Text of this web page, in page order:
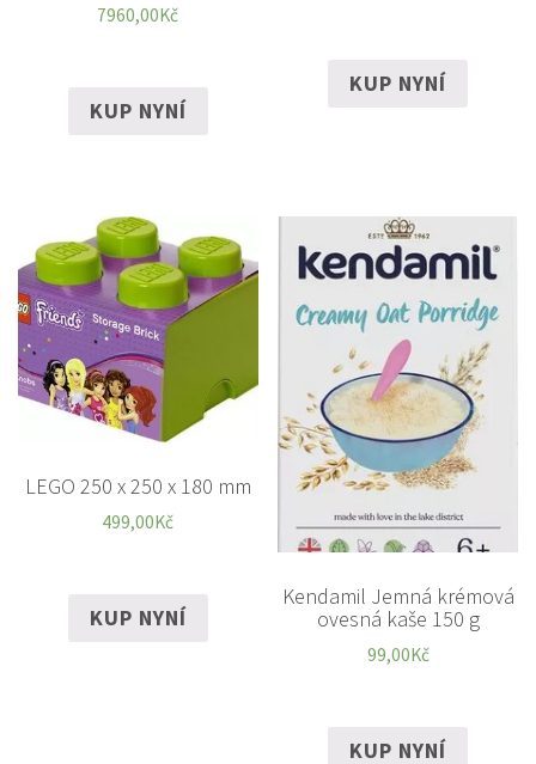
7960,00Kč
KUP NYNÍ
KUP NYNÍ
LEGO 250 x 250 x 180 mm
499,00Kč
KUP NYNÍ
Kendamil Jemná krémová
ovesná kaše 150 g
99,00Kč
KUP NYNÍ